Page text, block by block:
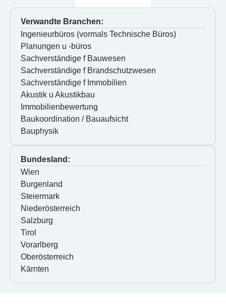
Verwandte Branchen:
Ingenieurbüros (vormals Technische Büros)
Planungen u -büros
Sachverständige f Bauwesen
Sachverständige f Brandschutzwesen
Sachverständige f Immobilien
Akustik u Akustikbau
Immobilienbewertung
Baukoordination / Bauaufsicht
Bauphysik
Bundesland:
Wien
Burgenland
Steiermark
Niederösterreich
Salzburg
Tirol
Vorarlberg
Oberösterreich
Kärnten